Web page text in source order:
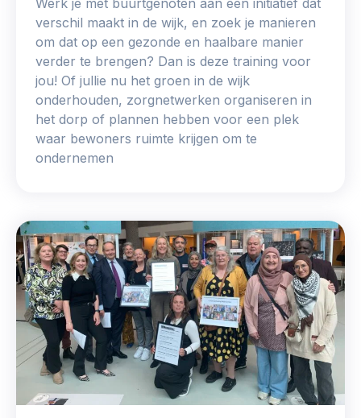
Werken aan de wijk, ABCD, WijkWijzer >
Weerbare gemeenschappen
Voorbereiden op crisis, noodsteunpunten,
ontmoetingsplekken >
Buurtenergie
Energiecollectieven, buurt vergroenen, SDG >
Samenwerken en lokale politiek
Lobbyen, invloed uitoefenen, maatschappelijke impact >
Omgevingswet en gebiedsontwikkeling
invoering omgevingswet, participatie,
gebiedsontwikkeling>
verschil maakt in de wijk, en zoek je manieren
om dat op een gezonde en haalbare manier
verder te brengen? Dan is deze training voor
jou! Of jullie nu het groen in de wijk
onderhouden, zorgnetwerken organiseren in
het dorp of plannen hebben voor een plek
waar bewoners ruimte krijgen om te
ondernemen